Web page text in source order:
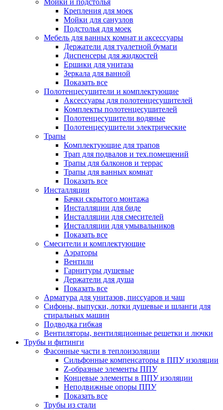
Мойки и подстолья
Крепления для моек
Мойки для санузлов
Подстолья для моек
Мебель для ванных комнат и аксессуары
Держатели для туалетной бумаги
Диспенсеры для жидкостей
Ершики для унитаза
Зеркала для ванной
Показать все
Полотенцесушители и комплектующие
Аксессуары для полотенцесушителей
Комплекты полотенцесушителей
Полотенцесушители водяные
Полотенцесушители электрические
Трапы
Комплектующие для трапов
Трап для подвалов и тех.помещений
Трапы для балконов и террас
Трапы для ванных комнат
Показать все
Инсталляции
Бачки скрытого монтажа
Инсталляции для биде
Инсталляции для смесителей
Инсталляции для умывальников
Показать все
Смесители и комплектующие
Аэраторы
Вентили
Гарнитуры душевые
Держатели для душа
Показать все
Арматура для унитазов, писсуаров и чаш
Сифоны, выпуски, лотки душевые и шланги для
стиральных машин
Подводка гибкая
Вентиляторы, вентиляционные решетки и лючки
Трубы и фитинги
Фасонные части в теплоизоляции
Cильфонные компенсаторы в ППУ изоляции
Z-образные элементы ППУ
Концевые элементы в ППУ изоляции
Неподвижные опоры ППУ
Показать все
Трубы из стали